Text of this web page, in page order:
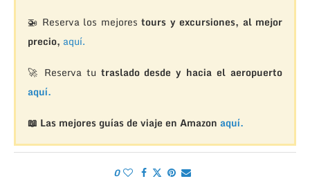
🚁 Reserva los mejorestours y excursiones, al mejor
precio, aquí.
🚀 Reserva tu traslado desde y hacia el aeropuerto
aquí.
📖 Las mejores guías de viaje en Amazon aquí.
0